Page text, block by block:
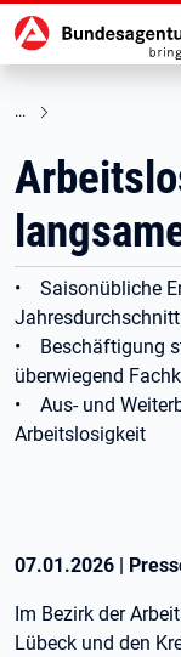
zu den
• Saisonübliche
• Beschäftigung
überwiegend
• Aus- und
Arbeitslosigkeit
07.01.2026 |
Im Bezirk der
Lübeck und den